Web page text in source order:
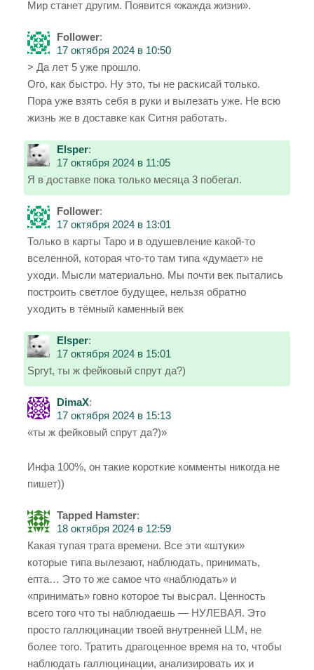
Мир станет другим. Появится «жажда жизни».
Follower:
17 октября 2024 в 10:50
> Да лет 5 уже прошло.
Ого, как быстро. Ну это, ты не раскисай только.
Пора уже взять себя в руки и вылезать уже. Не всю
жизнь же в доставке как Ситня работать.
Elsper:
17 октября 2024 в 11:05
Я в доставке пока только месяца 3 побегал.
Follower:
17 октября 2024 в 13:01
Только в карты Таро и в одушевление какой-то
вселенной, которая что-то там типа «думает» не
уходи. Мысли материально. Мы почти век пытались
построить светлое будущее, нельзя обратно
уходить в тёмный каменный век
Elsper:
17 октября 2024 в 15:01
Spryt, ты ж фейковый спрут да?)
DimaX:
17 октября 2024 в 15:13
«ты ж фейковый спрут да?)»
Инфа 100%, он такие короткие комменты никогда не
пишет))
Tapped Hamster:
18 октября 2024 в 12:59
Какая тупая трата времени. Все эти «штуки»
которые типа вылезают, наблюдать, принимать,
епта… Это то же самое что «наблюдать» и
«принимать» говно которое ты высрал. Ценность
всего того что ты наблюдаешь — НУЛЕВАЯ. Это
просто галлюцинации твоей внутренней LLM, не
более того. Тратить драгоценное время на то, чтобы
наблюдать галлюцинации, анализировать их и